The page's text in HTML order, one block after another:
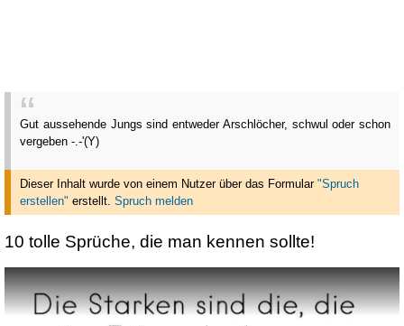
Gut aussehende Jungs sind entweder Arschlöcher, schwul oder schon
vergeben -.-'(Y)
Dieser Inhalt wurde von einem Nutzer über das Formular "Spruch
erstellen" erstellt. Spruch melden
10 tolle Sprüche, die man kennen sollte!